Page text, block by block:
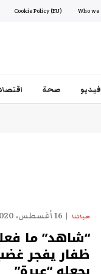
Cookie Policy (EU)
فيديو صحة
حياتنا 16 أغسطس، 2020
“شاهد” ما
ظفار يفجر